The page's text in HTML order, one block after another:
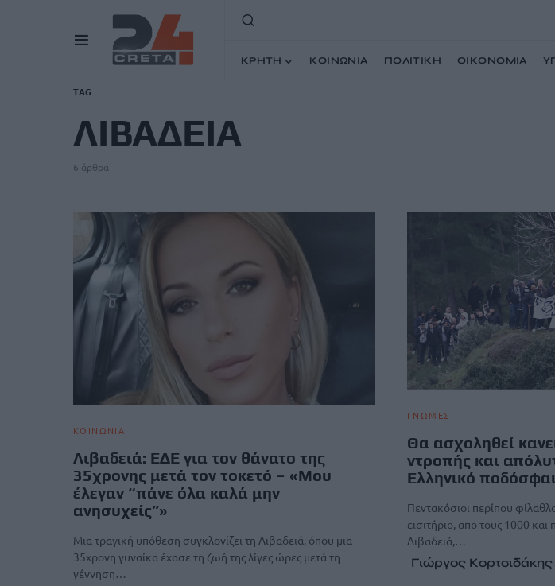
ΚΡΗΤΗ ΚΟΙΝΩΝΙΑ ΠΟΛΙΤΙΚΗ ΟΙΚΟΝΟΜΙΑ
TAG
ΛΙΒΑΔΕΙΑ
6 άρθρα
ΚΟΙΝΩΝΙΑ
Λιβαδειά: ΕΔΕ για τον θάνατο της
35χρονης μετά τον τοκετό – «Μου
έλεγαν “πάνε όλα καλά μην
ανησυχείς”»
Μια τραγική υπόθεση συγκλονίζει τη Λιβαδειά, όπου μια
35χρονη γυναίκα έχασε τη ζωή της λίγες ώρες μετά τη
γέννηση…
ΓΝΩΜΕΣ
Θα ασχοληθεί
ντροπής και
Ελληνικό
Πεντακόσιοι περίπου
εισιτήριο, απο τους 1000
Λιβαδειά,…
Γιώργος Κορτσιδάκης